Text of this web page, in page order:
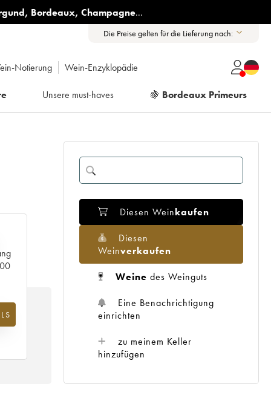
, Bordeaux, Champagne...
Die Preise gelten für die Lieferung nach:
Notierung Wein-Enzyklopädie
Unsere must-haves 🍇 Bordeaux Primeurs
Diesen Weinkaufen
Diesen
Weinverkaufen
Weine des Weinguts
Eine Benachrichtigung
einrichten
zu meinem Keller
hinzufügen